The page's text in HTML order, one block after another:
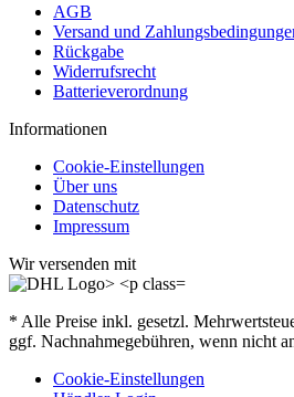
AGB
Versand und
Rückgabe
Widerrufsrecht
Batterieverordnung
Informationen
Cookie-Einstellungen
Über uns
Datenschutz
Impressum
Wir versenden mit
* Alle Preise inkl. gesetzl.
ggf. Nachnahmegebühren, wenn nicht
Cookie-Einstellungen